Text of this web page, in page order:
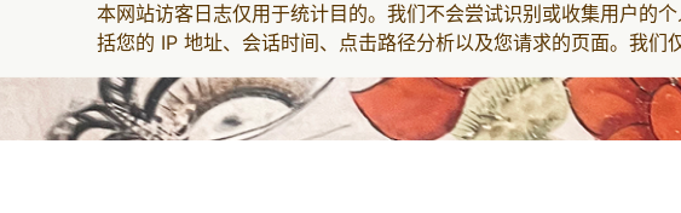
本网站访客日志仅用于统计目的。我们不会尝试识别或收集用户的
括您的 IP 地址、会话时间、点击路径分析以及您请求的页面。我们